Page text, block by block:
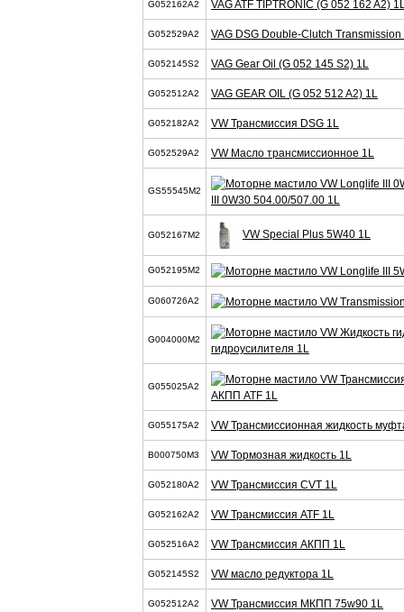
G052162A2 VAG ATF TIPTRONIC (G 052 162 A2)
G052529A2 VAG DSG Double-Clutch
G052145S2 VAG Gear Oil (G 052 145 S2) 1L
G052512A2 VAG GEAR OIL (G 052 512 A2) 1L
G052182A2 VW Трансмиссия DSG 1L
G052529A2 VW Масло трансмиссионное 1L
GS55545M2
III 0W30 504.00/507.00 1L
G052167M2 VW Special Plus 5W40 1L
G052195M2
G060726A2
G004000M2
гидроусилителя 1L
G055025A2
АКПП ATF 1L
G055175A2 VW Трансмиссионная жидкость
B000750M3 VW Тормозная жидкость 1L
G052180A2 VW Трансмиссия CVT 1L
G052162A2 VW Трансмиссия ATF 1L
G052516A2 VW Трансмиссия АКПП 1L
G052145S2 VW масло редуктора 1L
G052512A2 VW Трансмиссия МКПП 75w90 1L